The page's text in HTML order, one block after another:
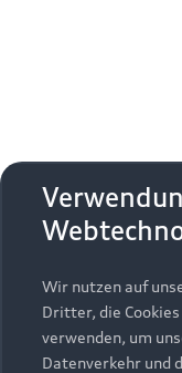
Modelle
Alle Modelle
Modelle
Kaufen &
Neuwagensuche
Service &
Wir nutzen auf
Dritter, die
verwenden, um
Datenverkehr und